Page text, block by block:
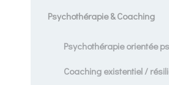
Psychothérapie & Coaching
Psychothérapie orientée
Coaching existentiel /